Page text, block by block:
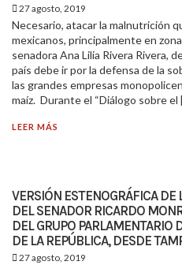
27 agosto, 2019
Necesario, atacar la malnutrición
mexicanos, principalmente en
senadora Ana Lilia Rivera Rivera,
país debe ir por la defensa de la
las grandes empresas
maíz. Durante el “Diálogo sobre el
LEER MÁS
VERSIÓN ESTENOGRÁFICA DE
DEL SENADOR RICARDO
DEL GRUPO PARLAMENTARIO
DE LA REPÚBLICA, DESDE
27 agosto, 2019